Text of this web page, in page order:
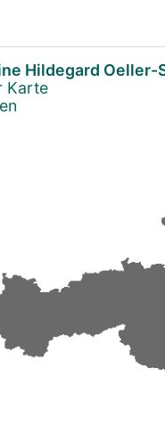
Hildegard Oeller-
Karte